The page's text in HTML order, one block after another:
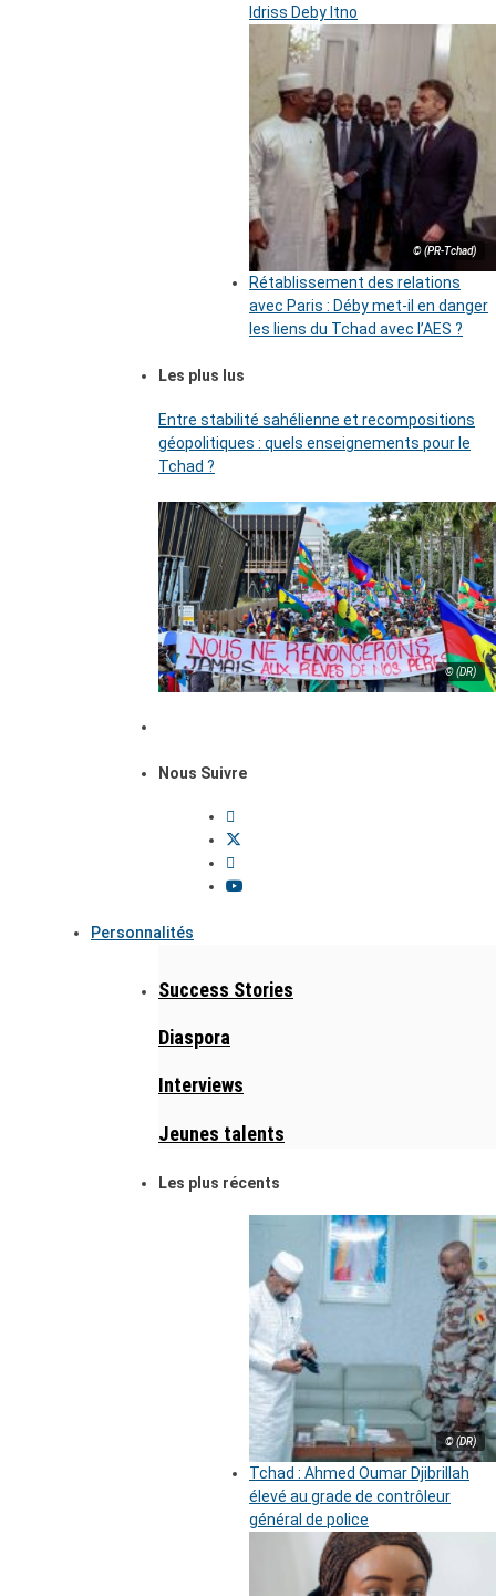
Idriss Deby Itno
© (PR-Tchad)
Rétablissement des relations
avec Paris : Déby met-il en danger
les liens du Tchad avec l’AES ?
Les plus lus
Entre stabilité sahélienne et recompositions
géopolitiques : quels enseignements pour le
Tchad ?
© (DR)
Nous Suivre
Personnalités
Success Stories
Diaspora
Interviews
Jeunes talents
Les plus récents
© (DR)
Tchad : Ahmed Oumar Djibrillah
élevé au grade de contrôleur
général de police